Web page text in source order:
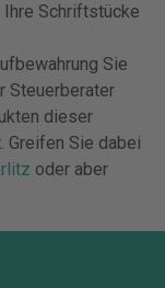
Schriftstücke
Sie
Steuerberater
dieser
Greifen Sie dabei
oder aber